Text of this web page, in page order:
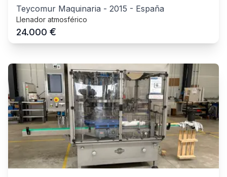
Teycomur Maquinaria - 2015 - España
Llenador atmosférico
24.000 €